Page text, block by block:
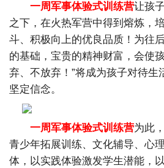
一周军事体验式训练营让孩
之下，在火热军营中得到熔炼，
斗、积极向上的优良品质！为往
的基础，宝贵的精神财富，会使
弃、不放弃！”将成为孩子对待生
坚定信念。
一周军事体验式训练营为此
青少年拓展训练、文化辅导、心
体，以实践体验激发学生潜能，